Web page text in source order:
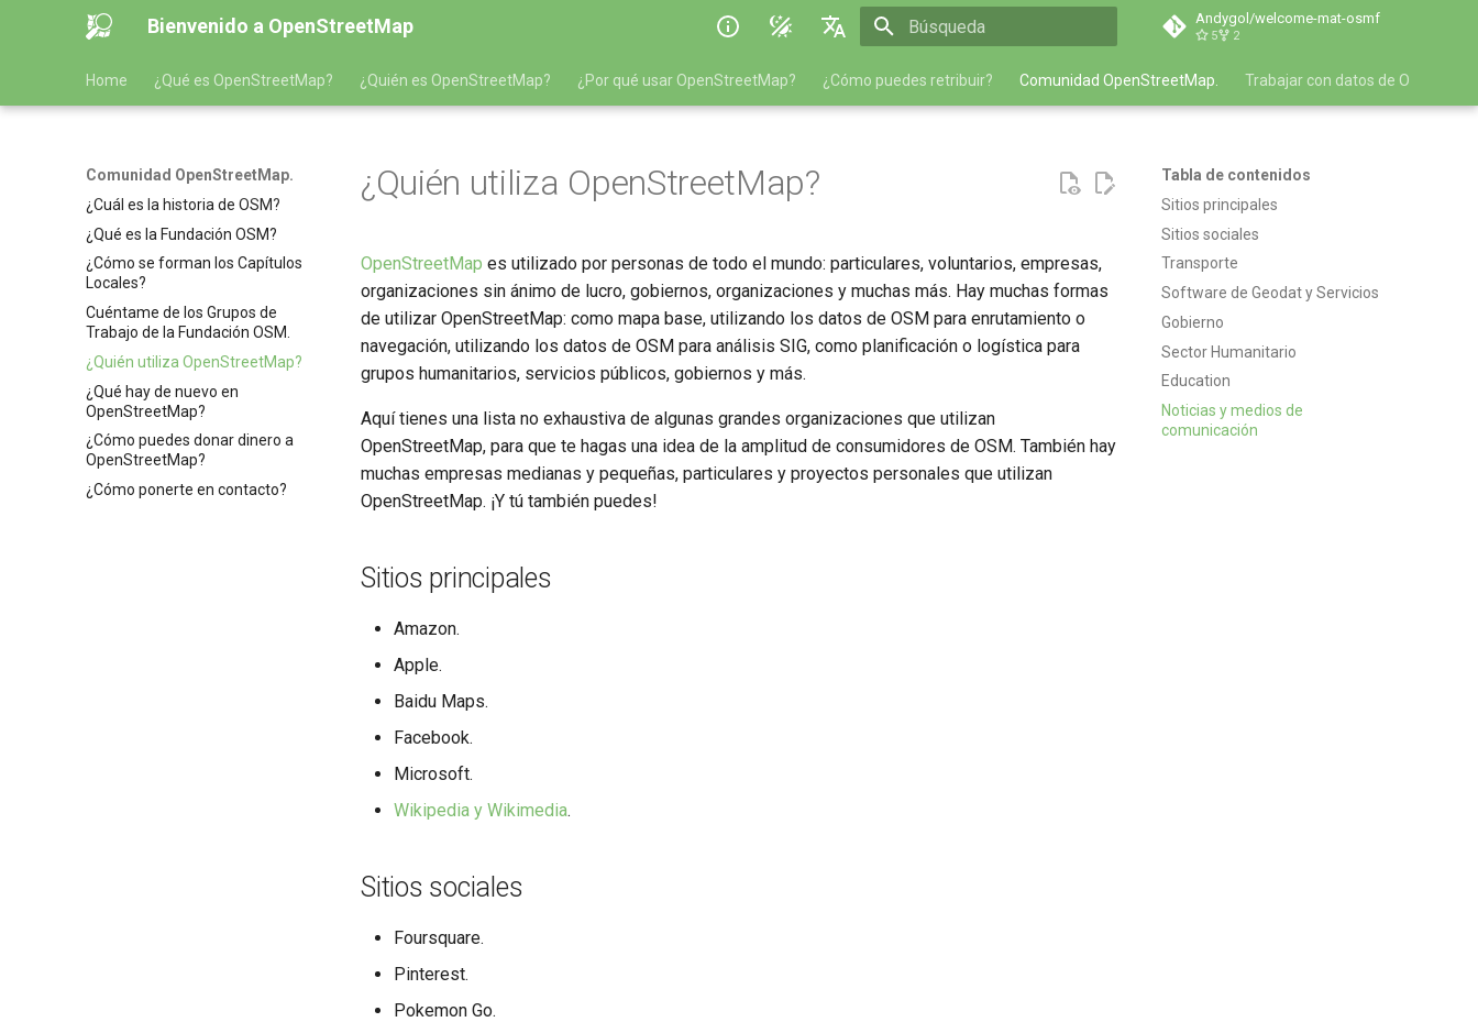
Bienvenido a OpenStreetMap
English
Українська
Andygol/welcome-mat-osmf
5 2
Home ¿Qué es OpenStreetMap? ¿Quién es OpenStreetMap? ¿Por qué usar OpenStreetMap? ¿Cómo puedes retribuir? Comunidad OpenStreetMap. Trabajar con datos de
Comunidad OpenStreetMap.
¿Cuál es la historia de OSM?
¿Qué es la Fundación OSM?
¿Cómo se forman los Capítulos
Locales?
Cuéntame de los Grupos de
Trabajo de la Fundación OSM.
¿Quién utiliza OpenStreetMap?
¿Qué hay de nuevo en
OpenStreetMap?
¿Cómo puedes donar dinero a
OpenStreetMap?
¿Cómo ponerte en contacto?
Tabla de contenidos
Sitios principales
Sitios sociales
Transporte
Software de Geodat y Servicios
Gobierno
Sector Humanitario
Education
Noticias y medios de
comunicación
¿Quién utiliza OpenStreetMap?
OpenStreetMap es utilizado por personas de todo el mundo: particulares, voluntarios, empresas,
organizaciones sin ánimo de lucro, gobiernos, organizaciones y muchas más. Hay muchas formas
de utilizar OpenStreetMap: como mapa base, utilizando los datos de OSM para enrutamiento o
navegación, utilizando los datos de OSM para análisis SIG, como planificación o logística para
grupos humanitarios, servicios públicos, gobiernos y más.
Aquí tienes una lista no exhaustiva de algunas grandes organizaciones que utilizan
OpenStreetMap, para que te hagas una idea de la amplitud de consumidores de OSM. También hay
muchas empresas medianas y pequeñas, particulares y proyectos personales que utilizan
OpenStreetMap. ¡Y tú también puedes!
Sitios principales
Amazon.
Apple.
Baidu Maps.
Facebook.
Microsoft.
Wikipedia y Wikimedia.
Sitios sociales
Foursquare.
Pinterest.
Pokemon Go.